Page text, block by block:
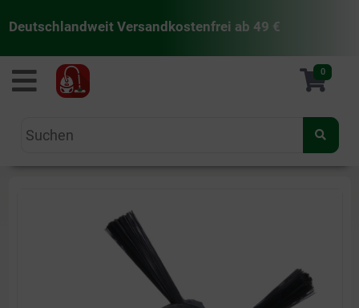
Deutschlandweit Versandkostenfrei ab 49 €
staubsaugermanufaktur 0